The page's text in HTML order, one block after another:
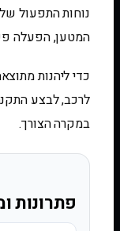
נוחות התפעול
המטען, הפעלה
כדי ליהנות
לרכב, לבצע
במקרה הצורך.
פתרונות